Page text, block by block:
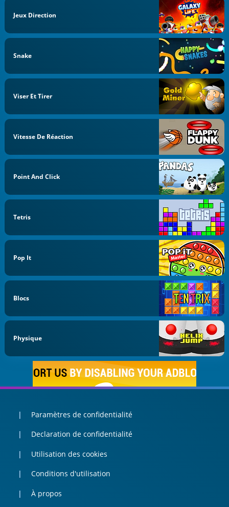
Jeux Direction
Snake
Viser Et Tirer
Vitesse De Réaction
Point And Click
Tetris
Pop It
Blocs
Physique
Paramètres de confidentialité
Declaration de confidentialité
Utilisation des cookies
Conditions d'utilisation
À propos